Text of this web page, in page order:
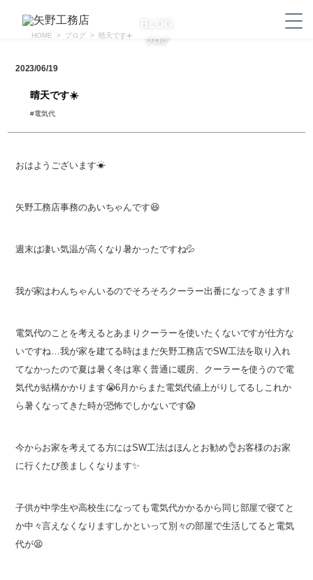
BLOG
ブログ
HOME ブログ 晴天です☀️
2023/06/19
晴天です☀️
#電気代
おはようございます☀
矢野工務店事務のあいちゃんです😆
週末は凄い気温が高くなり暑かったですね💦
我が家はわんちゃんいるのでそろそろクーラー出番になってきます‼️
電気代のことを考えるとあまりクーラーを使いたくないですが仕方な
いですね…我が家を建てる時はまだ矢野工務店でSW工法を取り入れ
てなかったので夏は暑く冬は寒く普通に暖房、クーラーを使うので電
気代が結構かかります😭6月からまた電気代値上がりしてるしこれか
ら暑くなってきた時が恐怖でしかないです😱
今からお家を考えてる方にはSW工法はほんとお勧め👌お客様のお家
に行くたび羨ましくなります✨
子供が中学生や高校生になっても電気代かかるから同じ部屋で寝てと
か中々言えなくなりますしかといって別々の部屋で生活してると電気
代が😫